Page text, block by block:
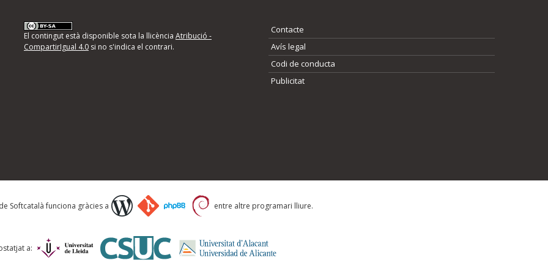
d'errors
següents i descriviu quina és la millora que
El contingut està disponible sota la llicència Atribució -
CompartirIgual 4.0si no s'indica el contrari.
Contacte
Avís legal
Codi de conducta
Publicitat
Softcatalà funciona gràcies a entre altre programari lliure.
a: